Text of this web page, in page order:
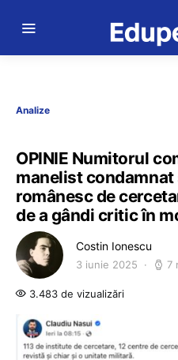
Analize
OPINIE Numitorul
manelist
românesc de
de a gândi critic în
Costin Ionescu
3 iunie 2025 7
3.483 de vizualizări